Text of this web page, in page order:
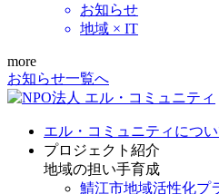
お知らせ
地域 × IT
more
お知らせ一覧へ
エル・コミュニティにつ
プロジェクト紹介
地域の担い手育成
鯖江市地域活性化プ